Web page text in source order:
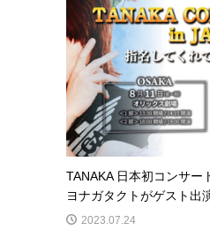
TANAKA 日本初コンサー
ヨナガタクトがゲスト出
2023.07.24